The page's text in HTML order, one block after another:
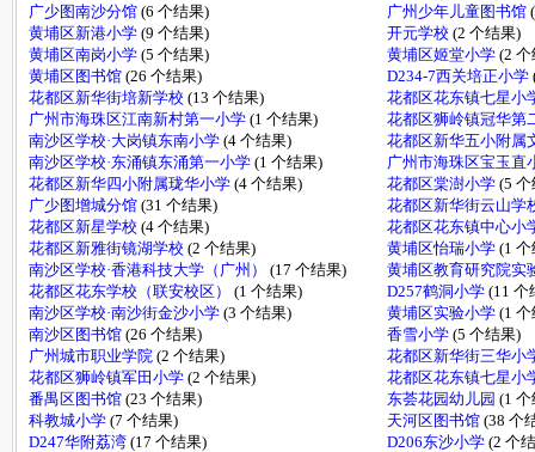
广少图南沙分馆 (6 个结果) 广州少年儿童图书馆
黄埔区新港小学 (9 个结果) 开元学校 (2 个结果)
黄埔区南岗小学 (5 个结果) 黄埔区姬堂小学 (2
黄埔区图书馆 (26 个结果) D234-7西关培正小学
花都区新华街培新学校 (13 个结果)
花都区花东镇七星小
广州市海珠区江南新村第一小学 (1 个结果)
花都区狮岭镇冠华第
南沙区学校·大岗镇东南小学 (4 个结果)
花都区新华五小附属
南沙区学校·东涌镇东涌第一小学 (1 个结果)
广州市海珠区宝玉直
花都区新华四小附属珑华小学 (4 个结果) 花都区棠澍小学 (5
广少图增城分馆 (31 个结果)
花都区新华街云山学
花都区新星学校 (4 个结果)
花都区花东镇中心小
花都区新雅街镜湖学校 (2 个结果) 黄埔区怡瑞小学 (1
南沙区学校·香港科技大学（广州） (17 个结果)
黄埔区教育研究院实
花都区花东学校（联安校区） (1 个结果) D257鹤洞小学 (11 个
南沙区学校·南沙街金沙小学 (3 个结果) 黄埔区实验小学 (1
南沙区图书馆 (26 个结果) 香雪小学 (5 个结果)
广州城市职业学院 (2 个结果)
花都区新华街三华小
花都区狮岭镇军田小学 (2 个结果)
花都区花东镇七星小
番禺区图书馆 (23 个结果) 东荟花园幼儿园 (1
科教城小学 (7 个结果) 天河区图书馆 (38 个
D247华附荔湾 (17 个结果) D206东沙小学 (2 个